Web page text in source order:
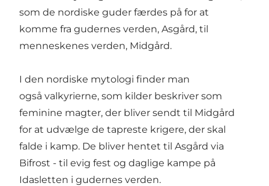
som de nordiske guder færdes på for at
komme fra gudernes verden, Asgård, til
menneskenes verden, Midgård.
I den nordiske mytologi finder man
også valkyrierne, som kilder beskriver som
feminine magter, der bliver sendt til Midgård
for at udvælge de tapreste krigere, der skal
falde i kamp. De bliver hentet til Asgård via
Bifrost - til evig fest og daglige kampe på
Idasletten i gudernes verden.